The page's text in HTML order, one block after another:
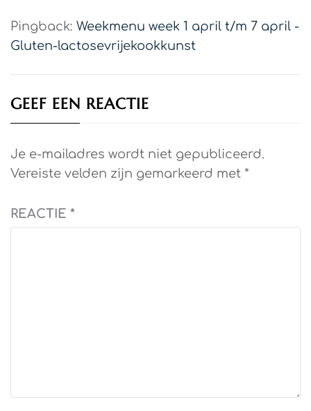
Pingback: Weekmenu week 1 april t/m 7 april -
Gluten-lactosevrijekookkunst
GEEF EEN REACTIE
Je e-mailadres wordt niet gepubliceerd.
Vereiste velden zijn gemarkeerd met *
REACTIE *